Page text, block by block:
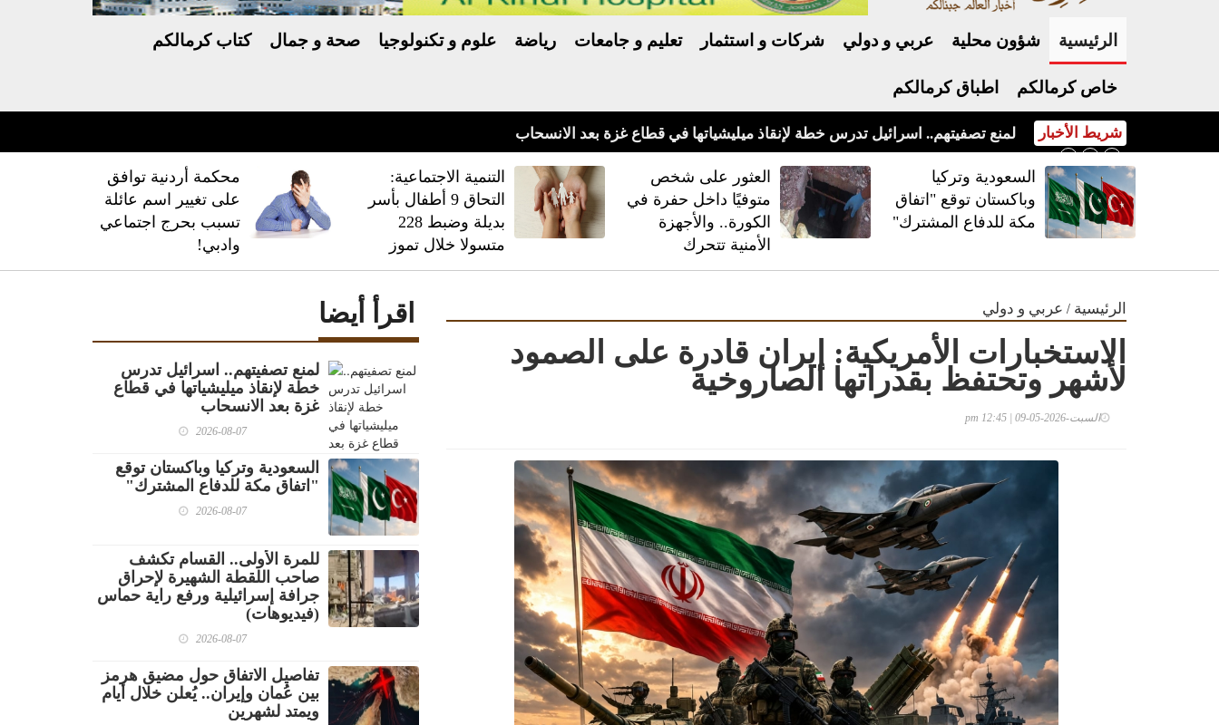
الرئيسية شؤون محلية عربي و دولي شركات و استثمار تعليم و جامعات رياضة علوم و تكنولوجيا صحة و جمال كتاب كرمالكم
خاص كرمالكم اطباق كرمالكم
شريط الأخبار السعودية وتركيا وباكستان توقع "اتفاق مكة للدفاع المشترك"
السعودية وتركيا
وباكستان توقع "اتفاق
مكة للدفاع المشترك"
العثور على شخص
متوفيًا داخل حفرة في
الكورة.. والأجهزة
الأمنية تتحرك
‏التنمية الاجتماعية:
التحاق 9 أطفال بأسر
بديلة وضبط 228
متسولا خلال تموز
محكمة أردنية توافق
على تغيير اسم عائلة
تسبب بحرج اجتماعي
وادبي!
الرئيسية / عربي و دولي
الاستخبارات الأمريكية: إيران قادرة على الصمود
لأشهر وتحتفظ بقدراتها الصاروخية
السبت-2026-05-09 | 12:45 pm
اقرأ أيضا
لمنع تصفيتهم.. اسرائيل تدرس
خطة لإنقاذ ميليشياتها في قطاع
غزة بعد الانسحاب
2026-08-07
السعودية وتركيا وباكستان توقع
"اتفاق مكة للدفاع المشترك"
2026-08-07
للمرة الأولى.. القسام تكشف
صاحب اللقطة الشهيرة لإحراق
جرافة إسرائيلية ورفع راية حماس
(فيديوهات)
2026-08-07
تفاصيل الاتفاق حول مضيق هرمز
بين عُمان وإيران.. يُعلن خلال أيام
ويمتد لشهرين